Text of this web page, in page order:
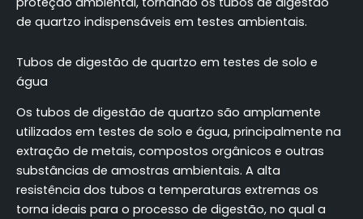
de quartzo indispensáveis em testes ambientais.
Tubos de digestão de quartzo em testes de solo e
água
Os tubos de digestão de quartzo são amplamente
utilizados em testes de solo e água, principalmente na
extração de metais, compostos orgânicos e outras
substâncias de amostras ambientais. A alta
resistência dos tubos a temperaturas extremas os
torna ideais para o processo de digestão, no qual a